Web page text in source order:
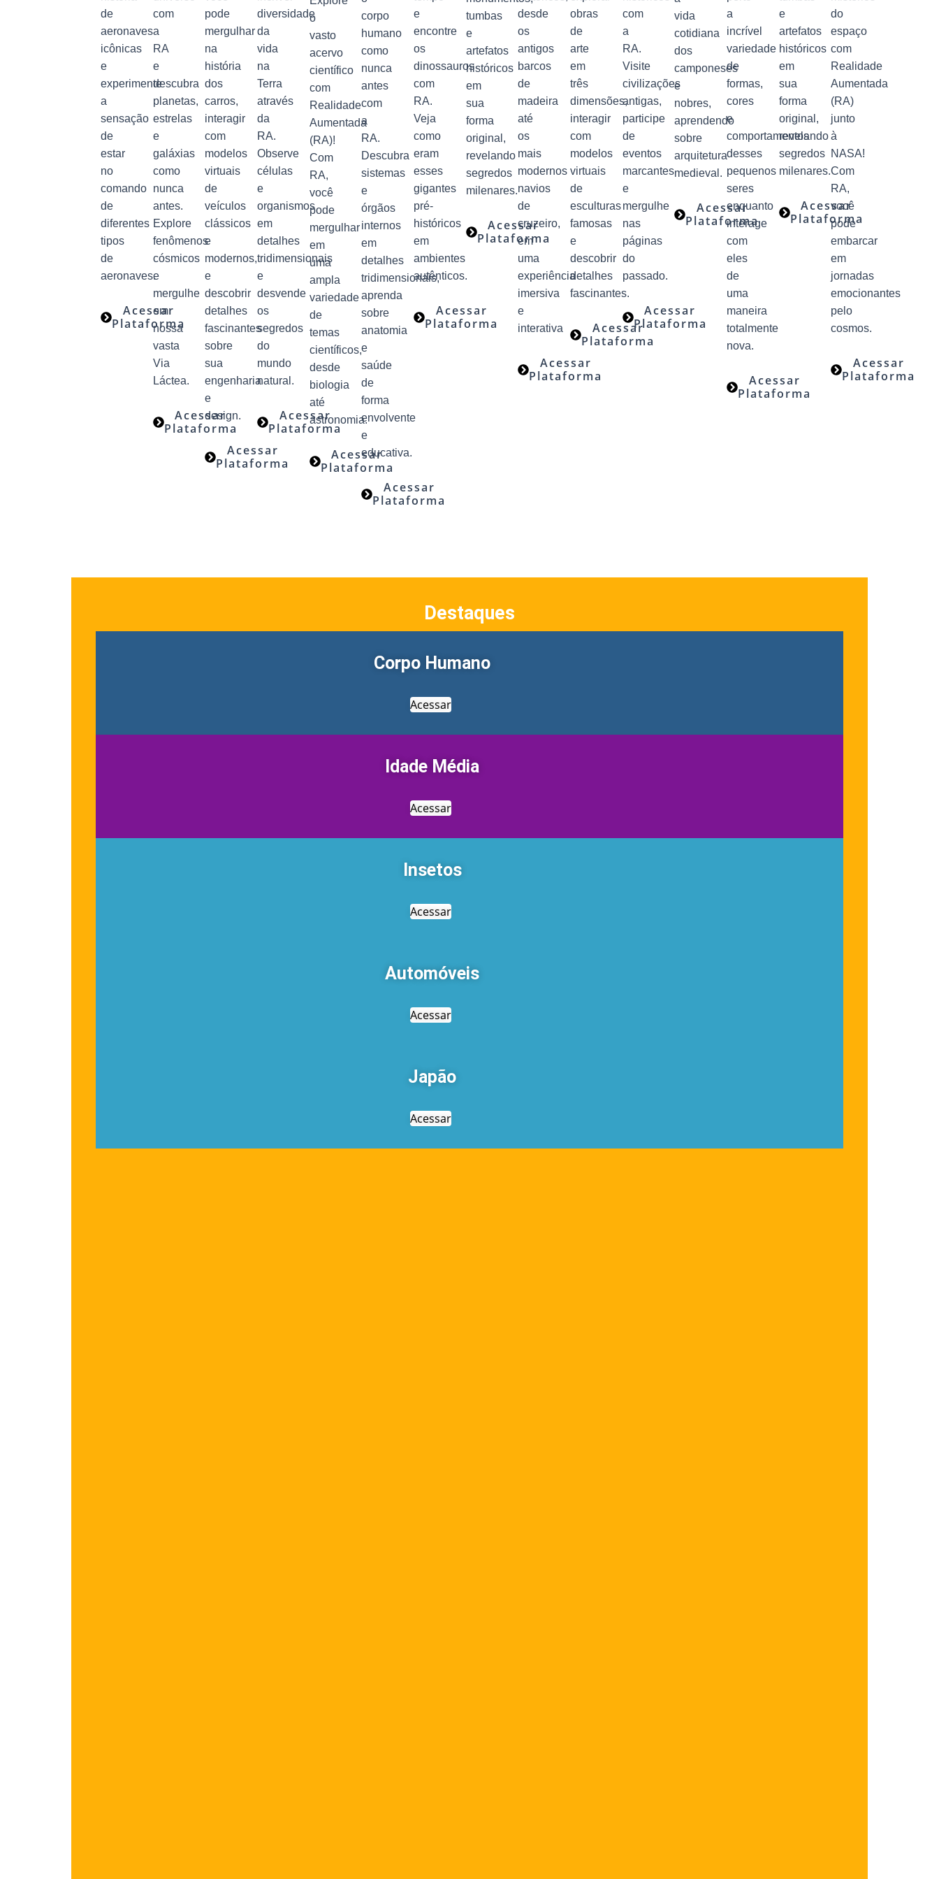
de
aeronaves
icônicas
e
experimente
a
sensação
de
estar
no
comando
de
diferentes
tipos
de
aeronaves.
Acessar
Plataforma
com
a
RA
e
descubra
planetas,
estrelas
e
galáxias
como
nunca
antes.
Explore
fenômenos
cósmicos
e
mergulhe
em
nossa
vasta
Via
Láctea.
Acessar
Plataforma
pode
mergulhar
na
história
dos
carros,
interagir
com
modelos
virtuais
de
veículos
clássicos
e
modernos,
e
descobrir
detalhes
fascinantes
sobre
sua
engenharia
e
design.
Acessar
Plataforma
diversidade
da
vida
na
Terra
através
da
RA.
Observe
células
e
organismos
em
detalhes
tridimensionais
e
desvende
os
segredos
do
mundo
natural.
Acessar
Plataforma
o
vasto
acervo
científico
com
Realidade
Aumentada
(RA)!
Com
RA,
você
pode
mergulhar
em
uma
ampla
variedade
de
temas
científicos,
desde
biologia
até
astronomia.
Acessar
Plataforma
corpo
humano
como
nunca
antes
com
a
RA.
Descubra
sistemas
e
órgãos
internos
em
detalhes
tridimensionais,
aprenda
sobre
anatomia
e
saúde
de
forma
envolvente
e
educativa.
Acessar
Plataforma
e
encontre
os
dinossauros
com
RA.
Veja
como
eram
esses
gigantes
pré-
históricos
em
ambientes
autênticos.
Acessar
Plataforma
tumbas
e
artefatos
históricos
em
sua
forma
original,
revelando
segredos
milenares.
Acessar
Plataforma
desde
os
antigos
barcos
de
madeira
até
os
mais
modernos
navios
de
cruzeiro,
em
uma
experiência
imersiva
e
interativa
Acessar
Plataforma
obras
de
arte
em
três
dimensões,
interagir
com
modelos
virtuais
de
esculturas
famosas
e
descobrir
detalhes
fascinantes.
Acessar
Plataforma
com
a
RA.
Visite
civilizações
antigas,
participe
de
eventos
marcantes
e
mergulhe
nas
páginas
do
passado.
Acessar
Plataforma
vida
cotidiana
dos
camponeses
e
nobres,
aprendendo
sobre
arquitetura
medieval.
Acessar
Plataforma
a
incrível
variedade
de
formas,
cores
e
comportamentos
desses
pequenos
seres
enquanto
interage
com
eles
de
uma
maneira
totalmente
nova.
Acessar
Plataforma
e
artefatos
históricos
em
sua
forma
original,
revelando
segredos
milenares.
Acessar
Plataforma
do
espaço
com
Realidade
Aumentada
(RA)
junto
à
NASA!
Com
RA,
você
pode
embarcar
em
jornadas
emocionantes
pelo
cosmos.
Acessar
Plataforma
Destaques
Corpo Humano
Acessar
Idade Média
Acessar
Insetos
Acessar
Automóveis
Acessar
Japão
Acessar